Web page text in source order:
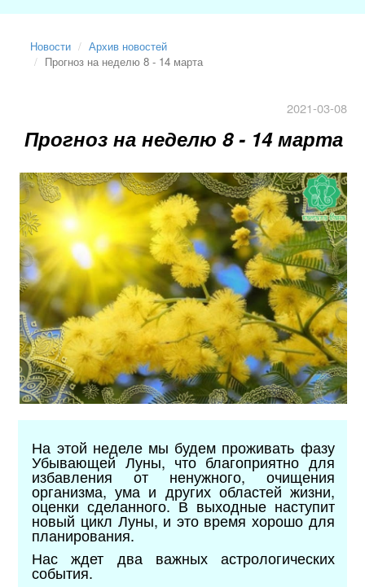
Новости
Архив новостей
Прогноз на неделю 8 - 14 марта
2021-03-08
Прогноз на неделю 8 - 14 марта
На этой неделе мы будем проживать фазу
Убывающей Луны, что благоприятно для
избавления от ненужного, очищения
организма, ума и других областей жизни,
оценки сделанного. В выходные наступит
новый цикл Луны, и это время хорошо для
планирования.
Нас ждет два важных астрологических
события.